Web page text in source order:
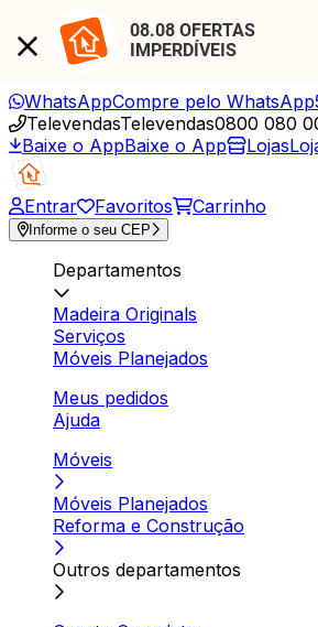
08.08 OFERTAS
IMPERDÍVEIS
WhatsAppCompre pelo WhatsApp
TelevendasTelevendas0800 080
Baixe o AppBaixe o App Lojas
Entrar Favoritos Carrinho
Informe o seu CEP
Departamentos
Madeira Originals
Serviços
Móveis Planejados
Meus pedidos
Ajuda
Móveis
Móveis Planejados
Reforma e Construção
Outros departamentos